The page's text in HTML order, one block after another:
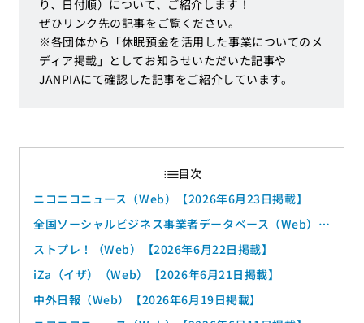
り、日付順）について、ご紹介します！
ぜひリンク先の記事をご覧ください。
※各団体から「休眠預金を活用した事業についてのメ
ディア掲載」としてお知らせいただいた記事や
JANPIAにて確認した記事をご紹介しています。
ニコニコニュース（Web）【2026年6月23日掲載】
全国ソーシャルビジネス事業者データベース（Web）
【2026年6月23日掲載】
ストプレ！（Web）【2026年6月22日掲載】
iZa（イザ）（Web）【2026年6月21日掲載】
中外日報（Web）【2026年6月19日掲載】